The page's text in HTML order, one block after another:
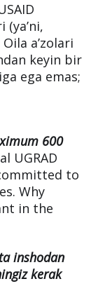
a’zolari
keyin bir
ega emas;
600
UGRAD
to
Why
in the
inshodan
kerak